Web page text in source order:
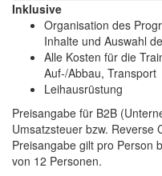
Inklusive
Organisation des
Inhalte und Auswahl
Alle Kosten für die
Auf-/Abbau, Transport
Leihausrüstung
Preisangabe für B2B
Umsatzsteuer bzw. Reverse
Preisangabe gilt pro Person
von 12 Personen.